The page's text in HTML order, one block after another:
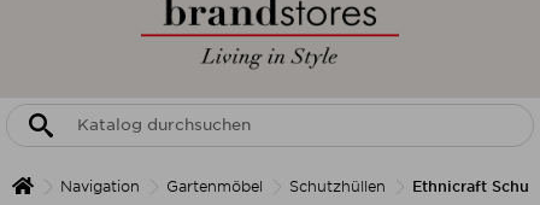
Navigation Gartenmöbel Schutzhüllen Ethnicraft